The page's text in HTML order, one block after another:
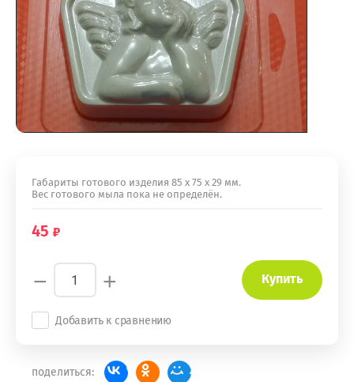
Габариты готового изделия 85 х 75 х 29 мм.
Вес готового мыла пока не определён.
45
− + Купить
Добавить к сравнению
поделиться: